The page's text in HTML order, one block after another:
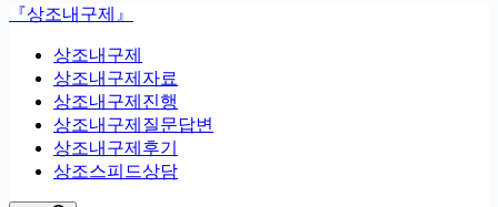
『상조내구제』
상조내구제
상조내구제자료
상조내구제진행
상조내구제질문답변
상조내구제후기
상조스피드상담